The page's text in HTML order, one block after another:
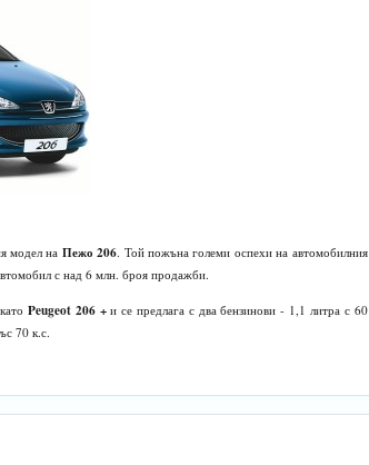
модел на Пежо 206. Той пожъна големи оспехи на автомобилния
с над 6 млн. броя продажби.
Peugeot 206 +и се предлага с два бензинови - 1,1 литра с 60
70 к.с.